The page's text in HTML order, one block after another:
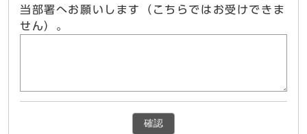
当部署へお願いします（こちらではお受けできま
せん）。
確認